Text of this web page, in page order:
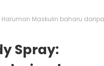
Haruman Maskulin baharu
Spray: